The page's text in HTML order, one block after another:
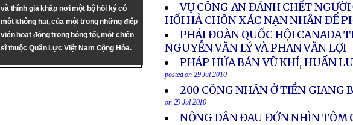
và thính giả khắp nơi một bộ hồi ký có
một không hai, của một trong những điệp
viên hoạt động trong bóng tối, một chiến
sĩ thuộc Quân Lực Việt Nam Cộng Hòa.
VỤ CÔNG AN ĐÁNH CHẾT
HỐI HẢ CHÔN XÁC NẠN NHÂN ĐỂ
PHÁI ĐOÀN QUỐC HỘI CANADA
NGUYỄN VĂN LÝ VÀ PHAN VĂN LỢI
PHÁP HỨA BÁN VŨ KHÍ, HUẤN
posted on 29 Jul 2010
200 CÔNG NHÂN Ở TIỀN GIANG
on 29 Jul 2010
NÔNG DÂN ĐAU ĐỚN NHÌN TÔM